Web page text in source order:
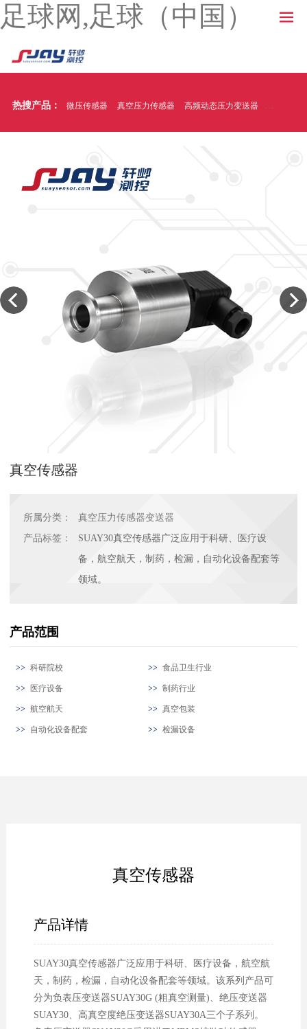
足球网,足球（中国）
热搜产品： 微压传感器 真空压力传感器 高频动态压力变送器 温压一体
真空传感器
所属分类：
真空压力传感器变送器
产品标签：
SUAY30真空传感器广泛应用于科研、医疗设
备，航空航天，制药，检漏，自动化设备配套等
领域。
产品范围
科研院校 食品卫生行业
医疗设备 制药行业
航空航天 真空包装
自动化设备配套 检漏设备
真空传感器
产品详情
SUAY30真空传感器广泛应用于科研、医疗设备，航空航
天，制药，检漏，自动化设备配套等领域。该系列产品可
分为负表压变送器SUAY30G (粗真空测量)、绝压变送器
SUAY30、高真空度绝压变送器SUAY30A三个子系列。